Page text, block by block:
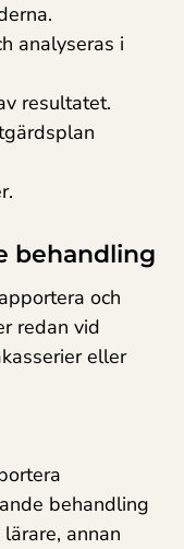
analyseras i
resultatet.
behandling
och
redan vid
eller
behandling
annan